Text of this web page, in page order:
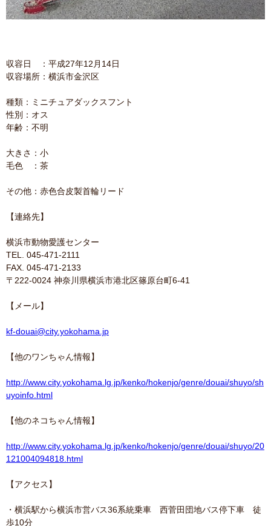
収容日 ：平成27年12月14日
収容場所：横浜市金沢区
種類：ミニチュアダックスフント
性別：オス
年齢：不明
大きさ：小
毛色 ：茶
その他：赤色合皮製首輪リード
【連絡先】
横浜市動物愛護センター
TEL. 045-471-2111
FAX. 045-471-2133
〒222-0024 神奈川県横浜市港北区篠原台町6-41
【メール】
kf-douai@city.yokohama.jp
【他のワンちゃん情報】
http://www.city.yokohama.lg.jp/kenko/hokenjo/genre/douai/shuyo/sh
uyoinfo.html
【他のネコちゃん情報】
http://www.city.yokohama.lg.jp/kenko/hokenjo/genre/douai/shuyo/20
121004094818.html
【アクセス】
・横浜駅から横浜市営バス36系統乗車 西菅田団地バス停下車 徒
歩10分